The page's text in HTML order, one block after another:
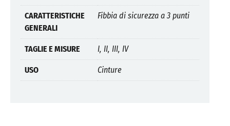
CARATTERISTICHE
GENERALI
Fibbia di sicurezza a 3 punti
TAGLIE E MISURE I, II, III, IV
USO Cinture